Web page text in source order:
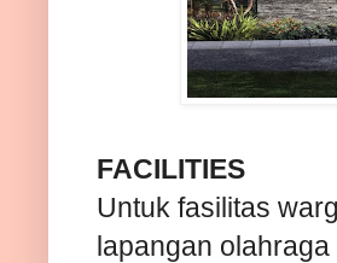
FACILITIES
Untuk fasilitas
lapangan